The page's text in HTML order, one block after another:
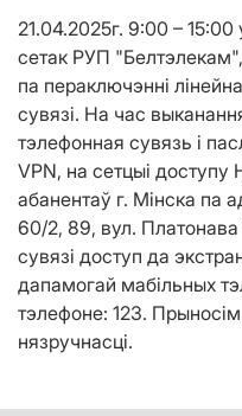
21.04.2025г. 9:00 – 15:00
сетак РУП
па пераключэнні
сувязі. На час
тэлефонная сувязь і
VPN, на сетцыі
абанентаў г. Мінска па
60/2, 89, вул. Платонава
сувязі доступ да
дапамогай мабільных
тэлефоне: 123.
нязручнасці.